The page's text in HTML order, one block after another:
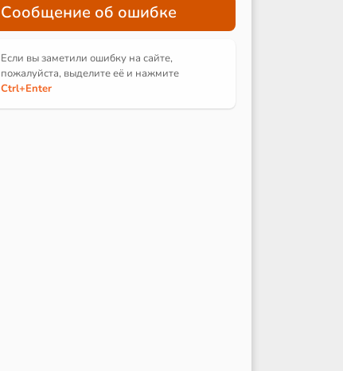
Сообщение об ошибке
Если вы заметили ошибку на сайте,
пожалуйста, выделите её и нажмите
Ctrl+Enter